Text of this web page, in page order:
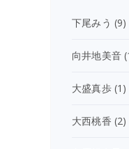
下尾みう (9)
向井地美音
大盛真歩(1)
大西桃香 (2)